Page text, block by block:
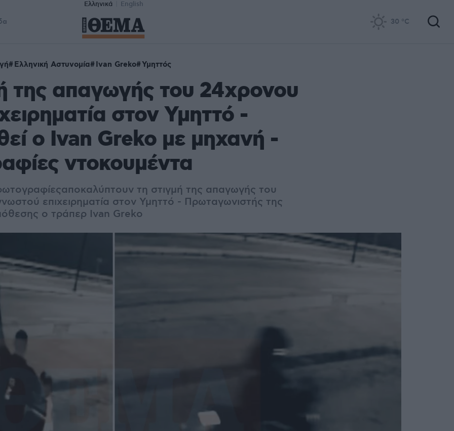
Ελληνικά English
30 °C
Ελληνική Αστυνομία Ivan Greko Υμηττός
της απαγωγής του 24χρονου
στον Υμηττό -
ο Ivan Greko με μηχανή -
ντοκουμέντα
τη στιγμή της απαγωγής του
επιχειρηματία στον Υμηττό - Πρωταγωνιστής της
ο τράπερ Ivan Greko